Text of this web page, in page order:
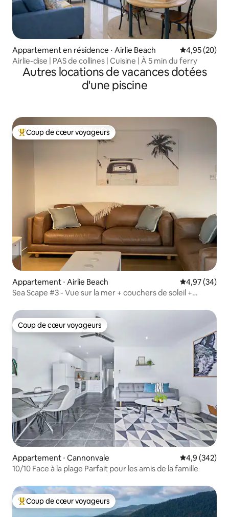
Appartement en résidence ⋅ Airlie Beach Évaluation
4,95 (20)
Airlie-dise | PAS de collines | Cuisine | À 5 min du ferry
Autres locations de vacances dotées
d'une piscine
Coups de cœur voyageurs les plus appréciés
Coup de cœur voyageurs
Appartement ⋅ Airlie Beach Évaluation
4,97 (34)
Sea Scape #3 - Vue sur la mer + couchers de soleil +
Coup de cœur voyageurs
Coup de cœur voyageurs
Appartement ⋅ Cannonvale Évaluation
4,9 (342)
10/10 Face à la plage Parfait pour les amis de la famille
Coups de cœur voyageurs les plus appréciés
Coup de cœur voyageurs